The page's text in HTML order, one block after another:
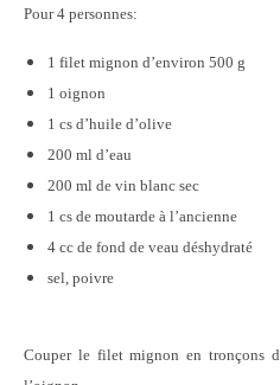
Pour 4 personnes:
1 filet mignon d’environ 500 g
1 oignon
1 cs d’huile d’olive
200 ml d’eau
200 ml de vin blanc sec
1 cs de moutarde à l’ancienne
4 cc de fond de veau déshydraté
sel, poivre
Couper le filet mignon en tronçons